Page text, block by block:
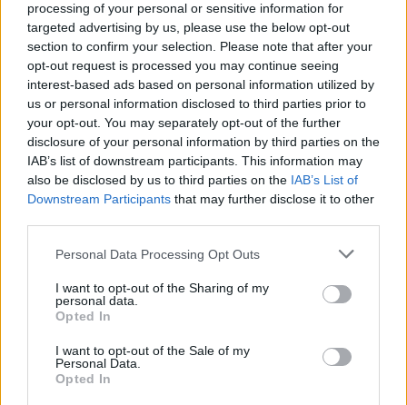
processing of your personal or sensitive information for
targeted advertising by us, please use the below opt-out
section to confirm your selection. Please note that after your
opt-out request is processed you may continue seeing
interest-based ads based on personal information utilized by
us or personal information disclosed to third parties prior to
your opt-out. You may separately opt-out of the further
disclosure of your personal information by third parties on the
IAB’s list of downstream participants. This information may
also be disclosed by us to third parties on the IAB’s List of
Downstream Participants that may further disclose it to other
Please note that this website/app uses one or more Google
not limited to your visit or usage behaviour. You may click to
grant or deny consent to Google and its third-party tags to
use your data for below specified purposes in below Google
consent section.
Personal Data Processing Opt Outs
I want to opt-out of the Sharing of my
personal data.
Opted In
I want to opt-out of the Sale of my
Personal Data.
Opted In
Enni-inni pedig mindenki szeret, ráadásul a közös
étkezések összehozzák a társaságot, így jó döntés
lehet egy közös irodai ebéddel ünnepelni. Ehhez
nagyszerű lehetőséget kínál az irodai bekészítés,
amelynek keretében minden étrendi igényű kolléga
számára rendelhetünk finomságokat, legyenek azok
hidegtálak, fingerfoodok, különféle szendvicsek,
melegételek vagy desszertek és gyümölcsök a
délutáni kávé mellé.
Ötletes ajándékok az ünnepelteknek
az egy irodában vagy csapatban dolgozó
munkavállalók név- és születésnapjainak, illetve
esetében egy virág, férfiak esetében egy üveg nemes
ital a szokásos választás, de persze lehet ezt